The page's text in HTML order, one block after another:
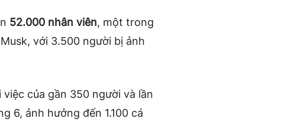
52.000 nhân viên, một trong
với 3.500 người bị ảnh
việc của gần 350 người và lần
6, ảnh hưởng đến 1.100 cá